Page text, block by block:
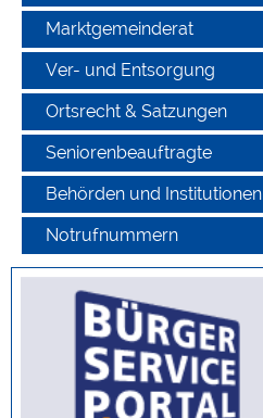
Marktgemeinderat
Ver- und Entsorgung
Ortsrecht & Satzungen
Seniorenbeauftragte
Behörden und Institutionen
Notrufnummern